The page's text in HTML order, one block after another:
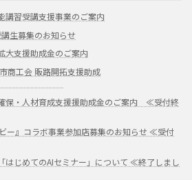
習受講支援事業のご案内
生募集のお知らせ
大支援助成金のご案内
商工会 販路開拓支援助成
保・人材育成支援援助成金のご案内 ≪受付終
ー』コラボ事業参加店募集のお知らせ ≪受付
はじめてのAIセミナー」について ≪終了しまし